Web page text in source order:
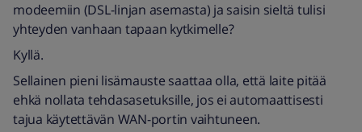
modeemiin (DSL-linjan asemasta) ja saisin sieltä tulisi
yhteyden vanhaan tapaan kytkimelle?
Kyllä.
Sellainen pieni lisämauste saattaa olla, että laite pitää
ehkä nollata tehdasasetuksille, jos ei automaattisesti
tajua käytettävän WAN-portin vaihtuneen.